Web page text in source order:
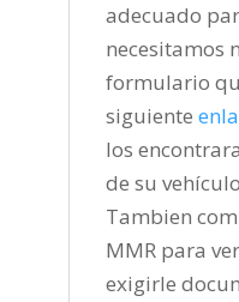
adecuado
necesitamos
formulario
siguiente
los
de su
Tambien
MMR para
exigirle